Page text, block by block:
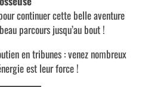
continuer cette belle aventure
parcours jusqu’au bout !
en tribunes : venez nombreux
est leur force !